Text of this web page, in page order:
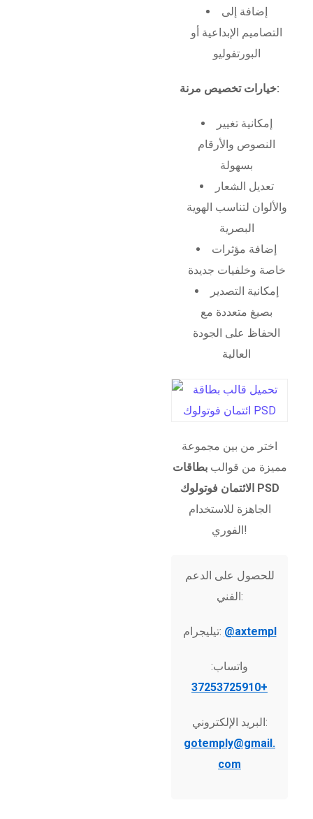
إضافة إلى
التصاميم الإبداعية أو
البورتفوليو
خيارات تخصيص مرنة:
إمكانية تغيير
النصوص والأرقام
بسهولة
تعديل الشعار
والألوان لتناسب الهوية
البصرية
إضافة مؤثرات
خاصة وخلفيات جديدة
إمكانية التصدير
بصيغ متعددة مع
الحفاظ على الجودة
العالية
اختر من بين مجموعة
مميزة من قوالببطاقات
الائتمان فوتولوك PSD
الجاهزة للاستخدام
الفوري!
للحصول على الدعم
الفني:
تيليجرام: @axtempl
واتساب:
+37253725910
البريد الإلكتروني:
gotemply@gmail.
com